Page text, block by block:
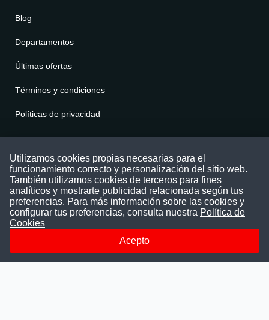
Blog
Departamentos
Últimas ofertas
Términos y condiciones
Políticas de privacidad
Puede comunicarse con nosotros a través
nuestras redes sociales o del correo:
contacto@convocatoriasdetrabajo.com
Siguenos en:
Utilizamos cookies propias necesarias para el
funcionamiento correcto y personalización del sitio web.
También utilizamos cookies de terceros para fines
analíticos y mostrarte publicidad relacionada según tus
preferencias. Para más información sobre las cookies y
configurar tus preferencias, consulta nuestra Política de
Cookies
Acepto